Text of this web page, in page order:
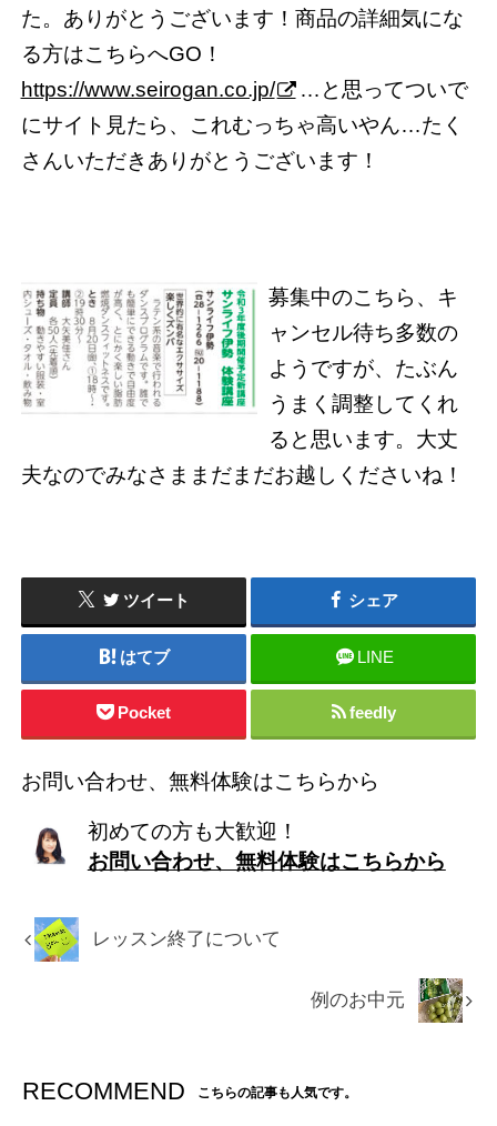
た。ありがとうございます！商品の詳細気にな
る方はこちらへGO！
https://www.seirogan.co.jp/
…と思ってついで
にサイト見たら、これむっちゃ高いやん…たく
さんいただきありがとうございます！
募集中のこちら、キ
ャンセル待ち多数の
ようですが、たぶん
うまく調整してくれ
ると思います。大丈
夫なのでみなさままだまだお越しくださいね！
ツイート シェア
はてブ LINE
Pocket feedly
お問い合わせ、無料体験はこちらから
初めての方も大歓迎！
お問い合わせ、無料体験はこちらから
レッスン終了について
例のお中元
RECOMMEND こちらの記事も人気です。